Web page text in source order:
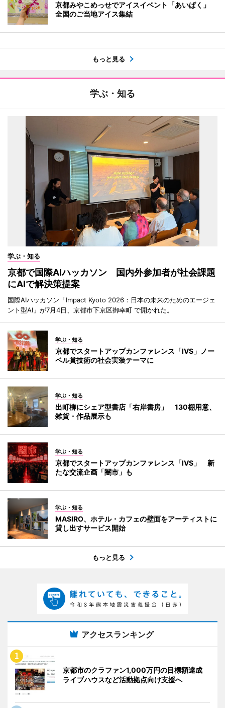
京都みやこめっせでアイスイベント「あいぱく」
全国のご当地アイス集結
もっと見る
学ぶ・知る
学ぶ・知る
京都で国際AIハッカソン 国内外参加者が社会課題
にAIで解決策提案
国際AIハッカソン「Impact Kyoto 2026：日本の未来のためのエージェ
ント型AI」が7月4日、京都市下京区御幸町 で開かれた。
学ぶ・知る
京都でスタートアップカンファレンス「IVS」ノー
ベル賞技術の社会実装テーマに
学ぶ・知る
出町柳にシェア型書店「右岸書房」 130棚用意、
雑貨・作品展示も
学ぶ・知る
京都でスタートアップカンファレンス「IVS」 新
たな交流企画「闇市」も
学ぶ・知る
MASIRO、ホテル・カフェの壁面をアーティストに
貸し出すサービス開始
もっと見る
アクセスランキング
京都市のクラファン1,000万円の目標額達成
ライブハウスなど活動拠点向け支援へ